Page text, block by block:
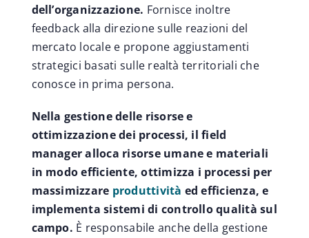
dell’organizzazione. Fornisce inoltre
feedback alla direzione sulle reazioni del
mercato locale e propone aggiustamenti
strategici basati sulle realtà territoriali che
conosce in prima persona.
Nella gestione delle risorse e
ottimizzazione dei processi, il field
manager alloca risorse umane e materiali
in modo efficiente, ottimizza i processi per
massimizzare produttività ed efficienza, e
implementa sistemi di controllo qualità sul
campo. È responsabile anche della gestione